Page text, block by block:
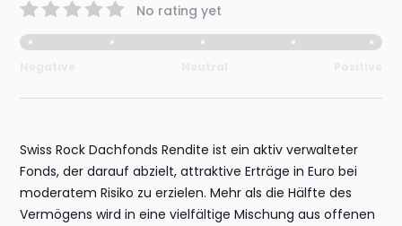
No rating yet
Swiss Rock Dachfonds Rendite ist ein aktiv verwalteter
Fonds, der darauf abzielt, attraktive Erträge in Euro bei
moderatem Risiko zu erzielen. Mehr als die Hälfte des
Vermögens wird in eine vielfältige Mischung aus offenen